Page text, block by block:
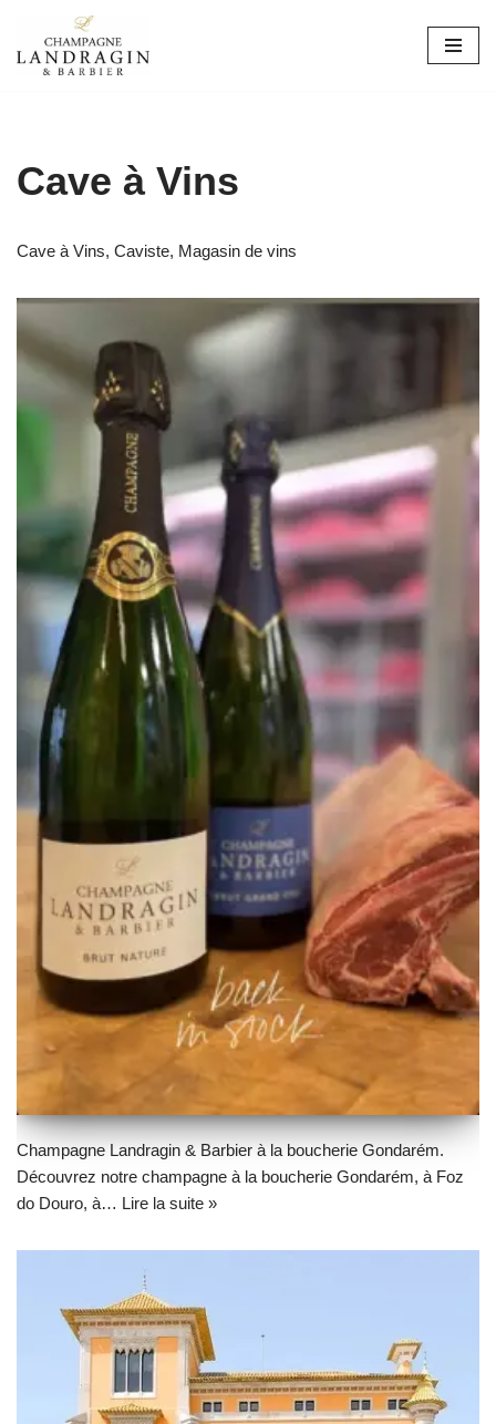
Aller
Cave à Vins
Cave à Vins, Caviste, Magasin de vins
Champagne Landragin & Barbier à la boucherie Gondarém.
Découvrez notre champagne à la boucherie Gondarém, à Foz
do Douro, à… Lire la suite »